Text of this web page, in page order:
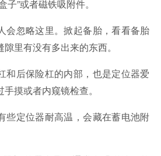
子”或者磁铁吸附件。
会忽略这里。掀起备胎，看看备胎
里有没有多出来的东西。
和后保险杠的内部，也是定位器爱
摸或者内窥镜检查。
些定位器耐高温，会藏在蓄电池附